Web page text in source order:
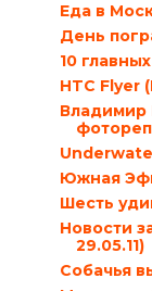
Еда в
День
10
HTC Flyer
Владимир
Южная
Шесть
Новости
29.05.11)
Собачья